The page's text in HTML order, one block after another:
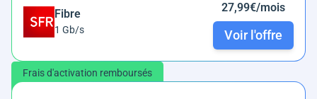
Fibre
1 Gb/s
27,99€/mois
Voir l'offre
Frais d'activation remboursés